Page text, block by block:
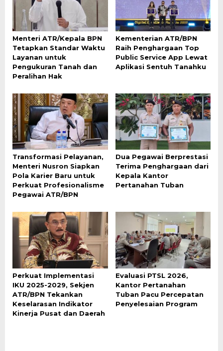
Menteri ATR/Kepala BPN
Tetapkan Standar Waktu
Layanan untuk
Pengukuran Tanah dan
Peralihan Hak
Kementerian ATR/BPN
Raih Penghargaan Top
Public Service App Lewat
Aplikasi Sentuh Tanahku
Transformasi Pelayanan,
Menteri Nusron Siapkan
Pola Karier Baru untuk
Perkuat Profesionalisme
Pegawai ATR/BPN
Dua Pegawai Berprestasi
Terima Penghargaan dari
Kepala Kantor
Pertanahan Tuban
Perkuat Implementasi
IKU 2025-2029, Sekjen
ATR/BPN Tekankan
Keselarasan Indikator
Kinerja Pusat dan Daerah
Evaluasi PTSL 2026,
Kantor Pertanahan
Tuban Pacu Percepatan
Penyelesaian Program